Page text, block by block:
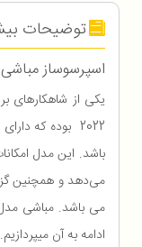
توضیحات
اسپرسوساز مباشی ECM2022
باشد. این مدل
می‌دهد و همچنین
ادامه به آن میپردازیم.